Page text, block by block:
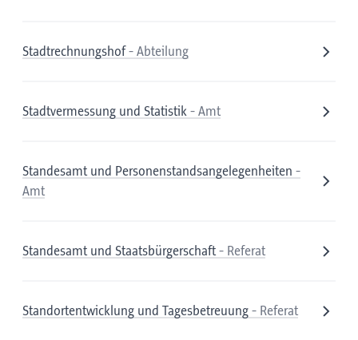
Stadtrechnungshof- Abteilung
Stadtvermessung und Statistik - Amt
Standesamt und Personenstandsangelegenheiten -
Amt
Standesamt und Staatsbürgerschaft- Referat
Standortentwicklung und Tagesbetreuung - Referat